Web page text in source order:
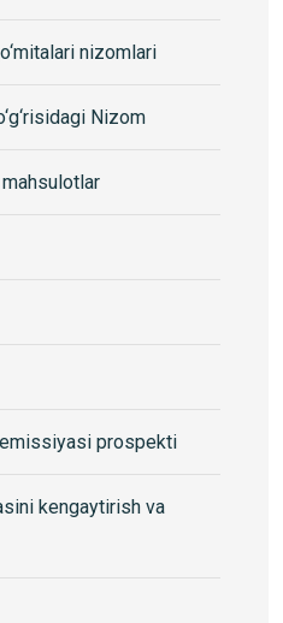
nizomlari
Nizom
prospekti
kengaytirish va